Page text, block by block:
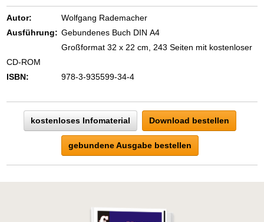
beruflichem oder privatem Gebiet. Denn
eins ist todsicher:
Zeigen Sie mit der Maus hierhin, um
Autor:
Wolfgang Rademacher
Ausführung: Gebundenes Buch DIN A4
Großformat 32 x 22 cm, 243 Seiten mit kostenloser
CD-ROM
ISBN:
978-3-935599-34-4
kostenloses Infomaterial Download bestellen
gebundene Ausgabe bestellen